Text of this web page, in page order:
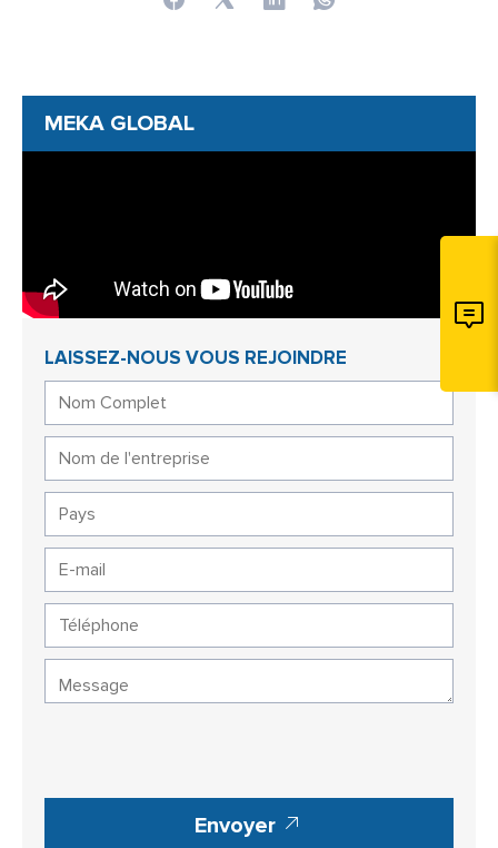
MEKA GLOBAL
LAISSEZ-NOUS VOUS REJOINDRE
Envoyer